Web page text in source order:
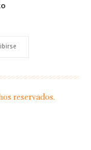
reservados.